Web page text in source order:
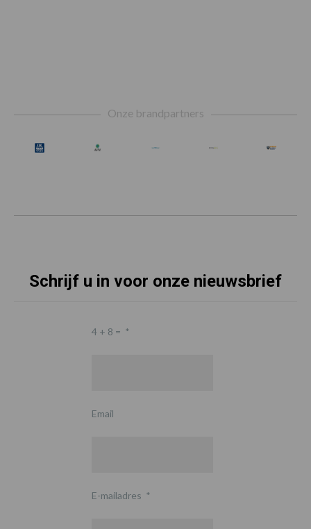
Onze brandpartners
Schrijf u in voor onze nieuwsbrief
4 + 8 = *
Email
E-mailadres *